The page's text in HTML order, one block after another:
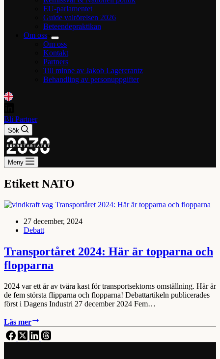
EU-parlamentet
Guide valrörelsen 2026
Beteendepraktikan
Om oss
Om oss
Kontakt
Partners
Till minne av Jakob Lagercrantz
Behandling av personuppgifter
Bli Partner
Sök
Meny
Etikett NATO
27 december, 2024
Debatt
Transportåret 2024: Här är topparna och
flopparna
2024 var ett år av tvära kast för transportsektorns omställning. Här är
de fem största flipparna och flopparna! Debattartikeln publicerades
först i Dagens Industri 27 december 2024 Fem…
Läs mer
2024:
Här